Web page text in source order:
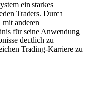
ein starkes
Traders. Durch
anderen
für seine Anwendung
deutlich zu
Trading-Karriere zu